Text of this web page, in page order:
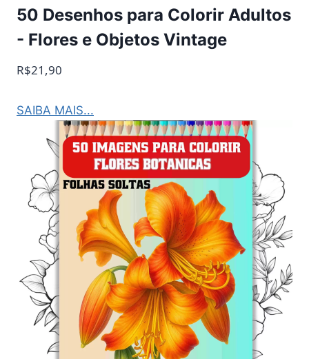
50 Desenhos para Colorir Adultos
- Flores e Objetos Vintage
R$21,90
SAIBA MAIS...